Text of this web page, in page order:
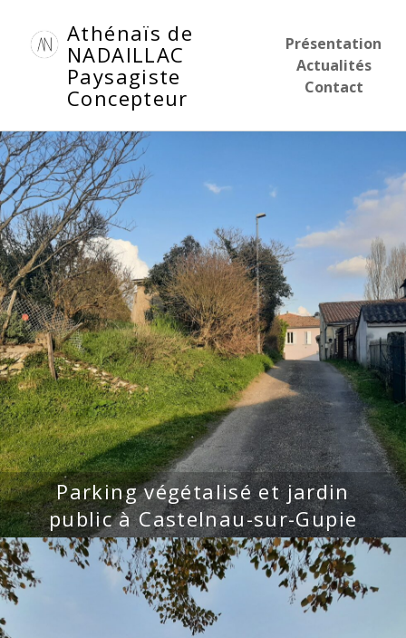
contenu
Athénaïs de
NADAILLAC
Paysagiste
Concepteur
Présentation
Actualités
Contact
Parking végétalisé et jardin
public à Castelnau-sur-Gupie